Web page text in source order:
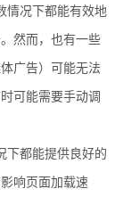
情况下都能有效地
然而，也有一些
广告）可能无法
可能需要手动调
下都能提供良好的
响页面加载速